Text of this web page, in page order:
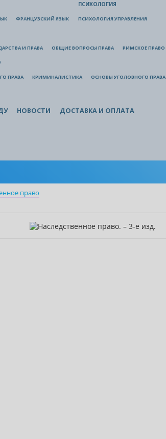
ФРАНЦУЗСКИЙ ЯЗЫК
ПСИХОЛОГИЯ
ПСИХОЛОГИЯ УПРАВЛЕНИЯ
И ПРАВА ОБЩИЕ ВОПРОСЫ ПРАВА РИМСКОЕ ПРАВО
ПРАВА КРИМИНАЛИСТИКА ОСНОВЫ УГОЛОВНОГО ПРАВА
НОВОСТИ ДОСТАВКА И ОПЛАТА
право